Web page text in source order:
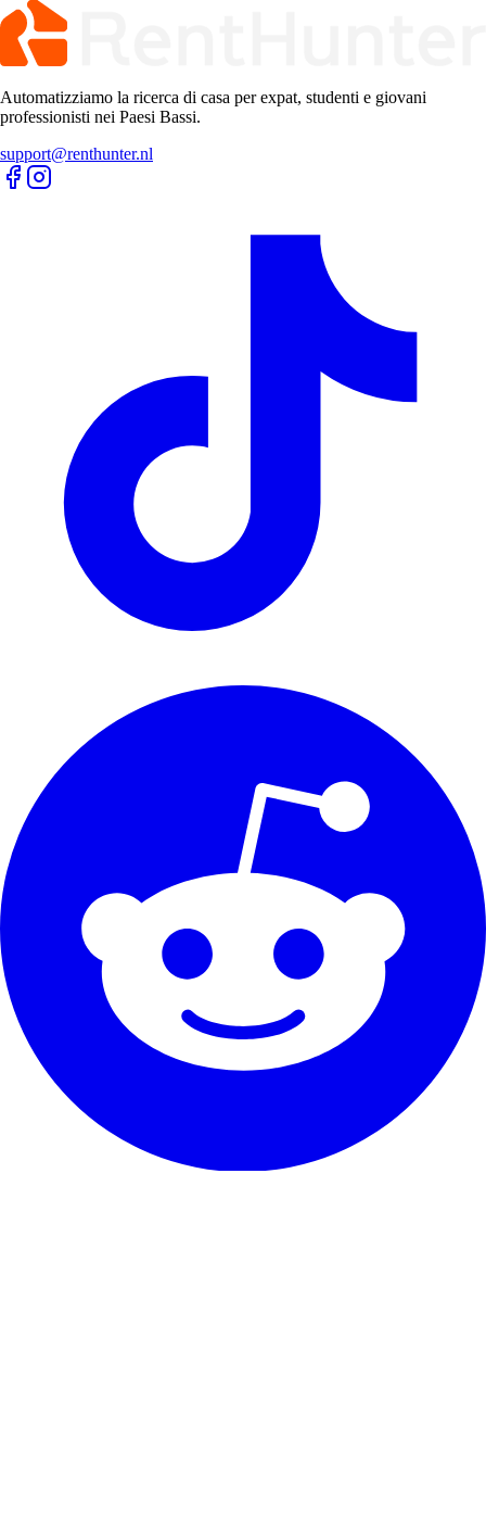
Automatizziamo la ricerca di casa per expat, studenti e giovani
professionisti nei Paesi Bassi.
support@renthunter.nl